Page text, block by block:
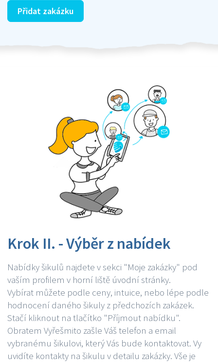
Přidat zakázku
Krok II. - Výběr z nabídek
Nabídky šikulů najdete v sekci "Moje zakázky" pod
vaším profilem v horní liště úvodní stránky.
Vybírat můžete podle ceny, intuice, nebo lépe podle
hodnocení daného šikuly z předchozích zakázek.
Stačí kliknout na tlačítko "Příjmout nabídku".
Obratem Vyřešmito zašle Váš telefon a email
vybranému šikulovi, který Vás bude kontaktovat. Vy
uvidíte kontakty na šikulu v detailu zakázky. Vše je